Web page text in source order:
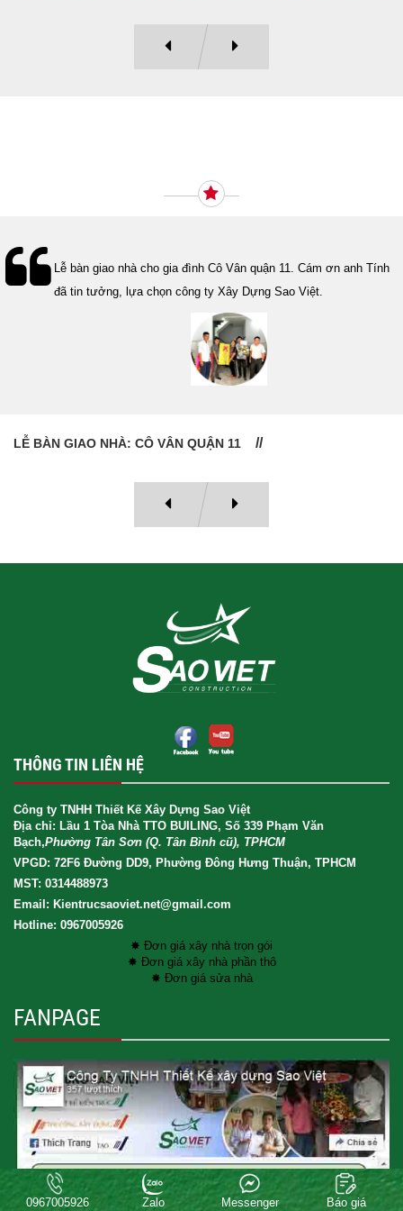
Lễ bàn giao nhà cho gia đình Cô Vân quận 11. Cám ơn anh Tính
đã tin tưởng, lựa chọn công ty Xây Dựng Sao Việt.
LỄ BÀN GIAO NHÀ: CÔ VÂN QUẬN 11
THÔNG TIN LIÊN HỆ
Công ty TNHH Thiết Kế Xây Dựng Sao Việt
Địa chỉ: Lầu 1 Tòa Nhà TTO BUILING, Số 339 Phạm Văn
Bạch,Phường Tân Sơn (Q. Tân Bình cũ), TPHCM
VPGD: 72F6 Đường DD9, Phường Đông Hưng Thuận, TPHCM
MST: 0314488973
Email: Kientrucsaoviet.net@gmail.com
Hotline: 0967005926
✸ Đơn giá xây nhà trọn gói
✸ Đơn giá xây nhà phần thô
✸ Đơn giá sửa nhà
FANPAGE
Copyright® 2017 XAY DUNG SAO VIET CO.LTD . All rights reserved.
0967005926 Zalo Messenger Báo giá